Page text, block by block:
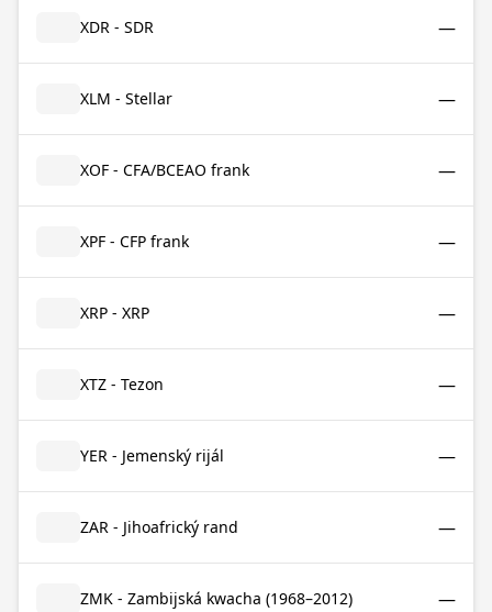
XDR - SDR —
XLM - Stellar —
XOF - CFA/BCEAO frank —
XPF - CFP frank —
XRP - XRP —
XTZ - Tezon —
YER - Jemenský rijál —
ZAR - Jihoafrický rand —
ZMK - Zambijská kwacha (1968–2012) —